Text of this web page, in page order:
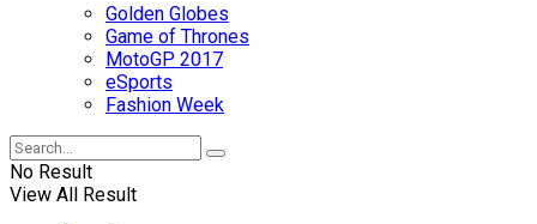
Golden Globes
Game of Thrones
MotoGP 2017
eSports
Fashion Week
No Result
View All Result